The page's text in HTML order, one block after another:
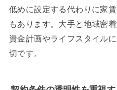
低めに設定する代わりに家
もあります。大手と地域密
資金計画やライフスタイル
切です。